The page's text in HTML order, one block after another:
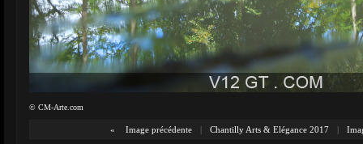
© CM-Arte.com
« Image précédente | Chantilly Arts & Elégance 2017 |